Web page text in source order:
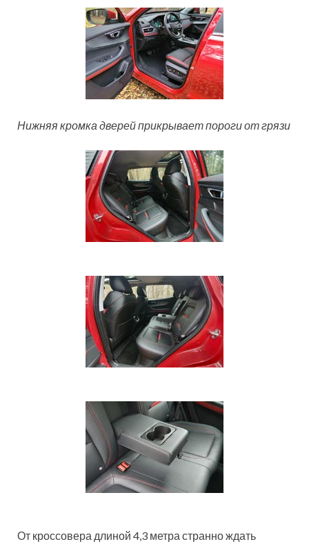
Нижняя кромка дверей прикрывает пороги от грязи
От кроссовера длиной 4,3 метра странно ждать